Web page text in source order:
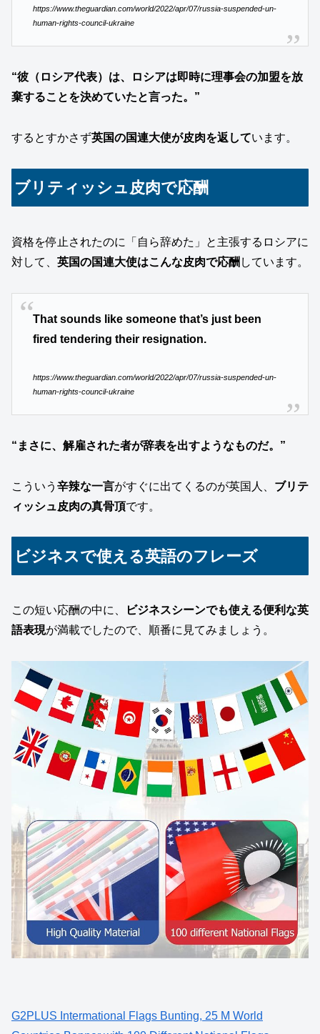
https://www.theguardian.com/world/2022/apr/07/russia-suspended-un-
human-rights-council-ukraine
“彼（ロシア代表）は、ロシアは即時に理事会の加盟を放
棄することを決めていたと言った。”
するとすかさず英国の国連大使が皮肉を返しています。
ブリティッシュ皮肉で応酬
資格を停止されたのに「自ら辞めた」と主張するロシアに
対して、 英国の国連大使はこんな皮肉で応酬 しています。
That sounds like someone that’s just been
fired tendering their resignation.
https://www.theguardian.com/world/2022/apr/07/russia-suspended-un-
human-rights-council-ukraine
“まさに、解雇された者が辞表を出すようなものだ。”
こういう 辛辣な一言がすぐに出てくるのが英国人、 ブリテ
ィッシュ皮肉の真骨頂です。
ビジネスで使える英語のフレーズ
この短い応酬の中に、
ビジネスシーンでも使える便利な英
語表現が満載でしたので、順番に見てみましょう。
G2PLUS Intermational Flags Bunting, 25 M World